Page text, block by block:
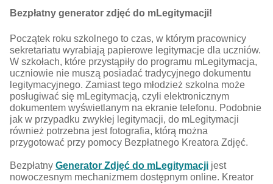
MLegitymacja
Bezpłatny generator zdjęć do mLegitymacji!
Początek roku szkolnego to czas, w którym pracownicy
sekretariatu wyrabiają papierowe legitymacje dla uczniów.
W szkołach, które przystąpiły do programu mLegitymacja,
uczniowie nie muszą posiadać tradycyjnego dokumentu
legitymacyjnego. Zamiast tego młodzież szkolna może
posługiwać się mLegitymacją, czyli elektronicznym
dokumentem wyświetlanym na ekranie telefonu. Podobnie
jak w przypadku zwykłej legitymacji, do mLegitymacji
również potrzebna jest fotografia, którą można
przygotować przy pomocy Bezpłatnego Kreatora Zdjęć.
Bezpłatny Generator Zdjęć do mLegitymacji jest
nowoczesnym mechanizmem dostępnym online. Kreator